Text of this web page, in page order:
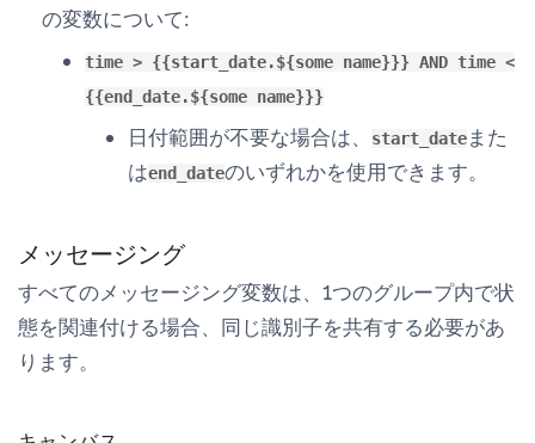
の変数について:
time > {{start_date.${some name}}} AND time <
{{end_date.${some name}}}
日付範囲が不要な場合は、 start_dateまた
はend_dateのいずれかを使用できます。
メッセージング
すべてのメッセージング変数は、1つのグループ内で状
態を関連付ける場合、同じ識別子を共有する必要があ
ります。